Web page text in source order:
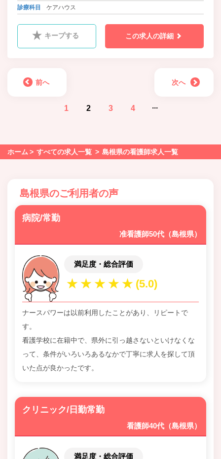
診療科目 ケアハウス
キープする この求人の詳細
前へ 次へ
1 2 3 4 ...
ホーム すべての求人一覧 島根県の看護師求人一覧
島根県のご利用者の声
病院/常勤
准看護師50代（島根県）
満足度・総合評価
ナースパワーは以前利用したことがあり、リピートで
す。
看護学校に在籍中で、県外に引っ越さないといけなくな
って、条件がいろいろあるなかで丁寧に求人を探して頂
いた点が良かったです。
クリニック/日勤常勤
看護師40代（島根県）
満足度・総合評価